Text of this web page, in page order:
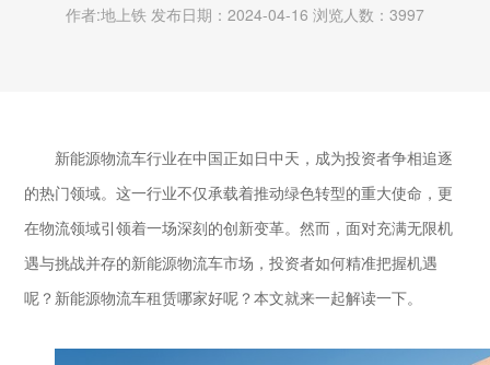
作者:地上铁 发布日期：2024-04-16 浏览人数：3997
新能源物流车行业在中国正如日中天，成为投资者争相追逐
的热门领域。这一行业不仅承载着推动绿色转型的重大使命，更
在物流领域引领着一场深刻的创新变革。然而，面对充满无限机
遇与挑战并存的新能源物流车市场，投资者如何精准把握机遇
呢？新能源物流车租赁哪家好呢？本文就来一起解读一下。